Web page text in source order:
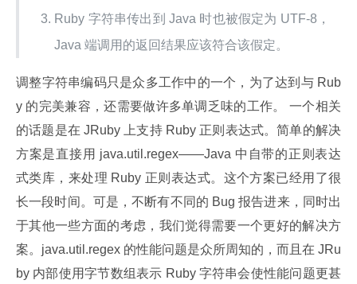
Ruby 字符串传出到 Java 时也被假定为 UTF-8，
Java 端调用的返回结果应该符合该假定。
调整字符串编码只是众多工作中的一个，为了达到与 Rub
y 的完美兼容，还需要做许多单调乏味的工作。 一个相关
的话题是在 JRuby 上支持 Ruby 正则表达式。简单的解决
方案是直接用 java.util.regex——Java 中自带的正则表达
式类库，来处理 Ruby 正则表达式。这个方案已经用了很
长一段时间。可是，不断有不同的 Bug 报告进来，同时出
于其他一些方面的考虑，我们觉得需要一个更好的解决方
案。java.util.regex 的性能问题是众所周知的，而且在 JRu
by 内部使用字节数组表示 Ruby 字符串会使性能问题更甚